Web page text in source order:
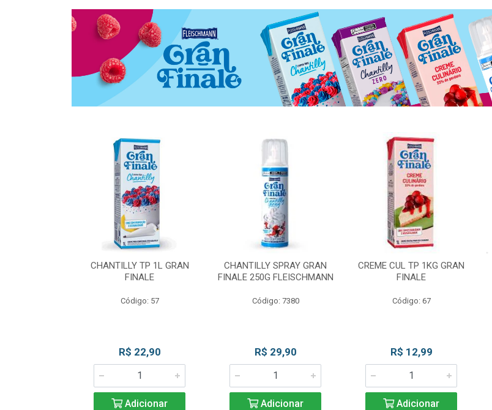
CHANTILLY TP 1L GRAN
FINALE
Código: 57
R$ 22,90
Adicionar
CHANTILLY SPRAY GRAN
FINALE 250G FLEISCHMANN
Código: 7380
R$ 29,90
Adicionar
CREME CUL TP 1KG GRAN
FINALE
Código: 67
R$ 12,99
Adicionar